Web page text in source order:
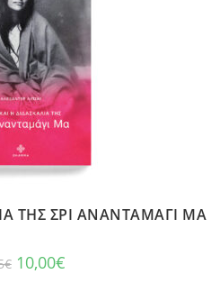
ΤΗΣ ΣΡΙ ΑΝΑΝΤΑΜΑΓΙ ΜΑ
€ 10,00€